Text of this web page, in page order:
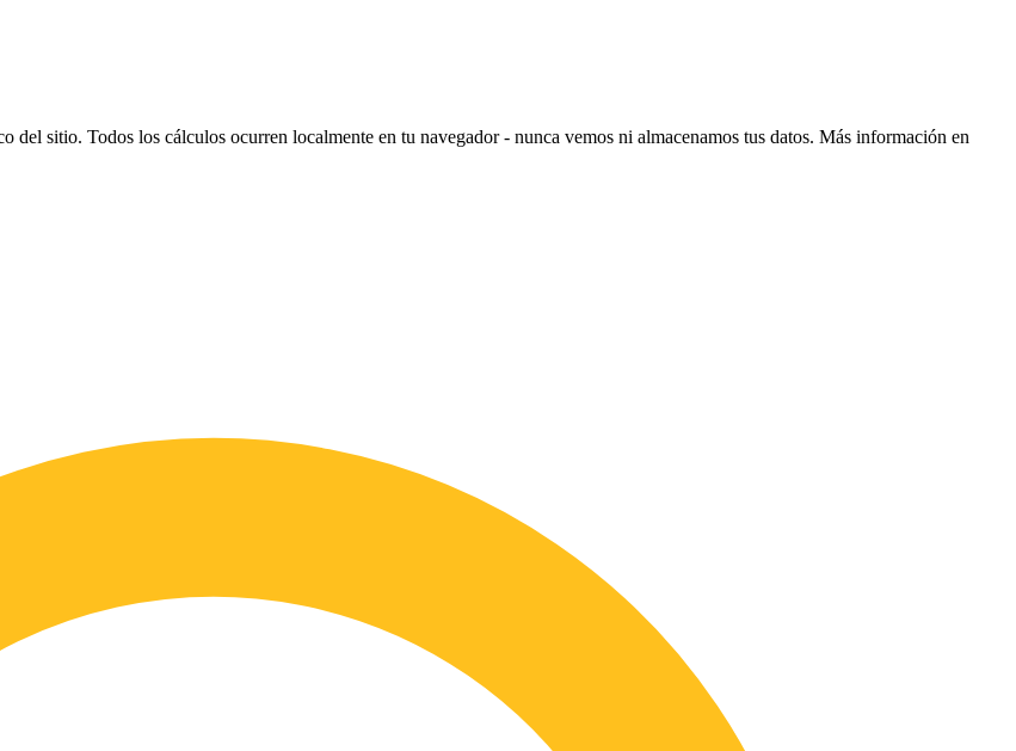
sitio. Todos los cálculos ocurren localmente en tu navegador - nunca vemos ni almacenamos tus datos. Más información en